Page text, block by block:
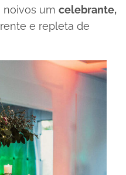
noivos um celebrante,
e repleta de